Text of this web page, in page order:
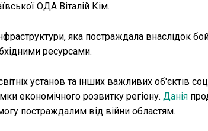
ОДА Віталій Кім.
яка постраждала внаслідок
ресурсами.
установ та інших важливих об'єктів
економічного розвитку регіону. Данія
постраждалим від війни областям.